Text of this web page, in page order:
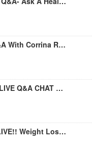
Health & Wellness Q&A With Corrina Rachel, Certified Health Coach- Weight Loss, Nutrition & More!
Ask A Health Coach! LIVE Q&A CHAT With Corrina Rachel, Weight Loss, Nutrition And More!
Ask A Health Coach LIVE!! Weight Loss, Diets, Wellness Q&A With Corrina Rachel